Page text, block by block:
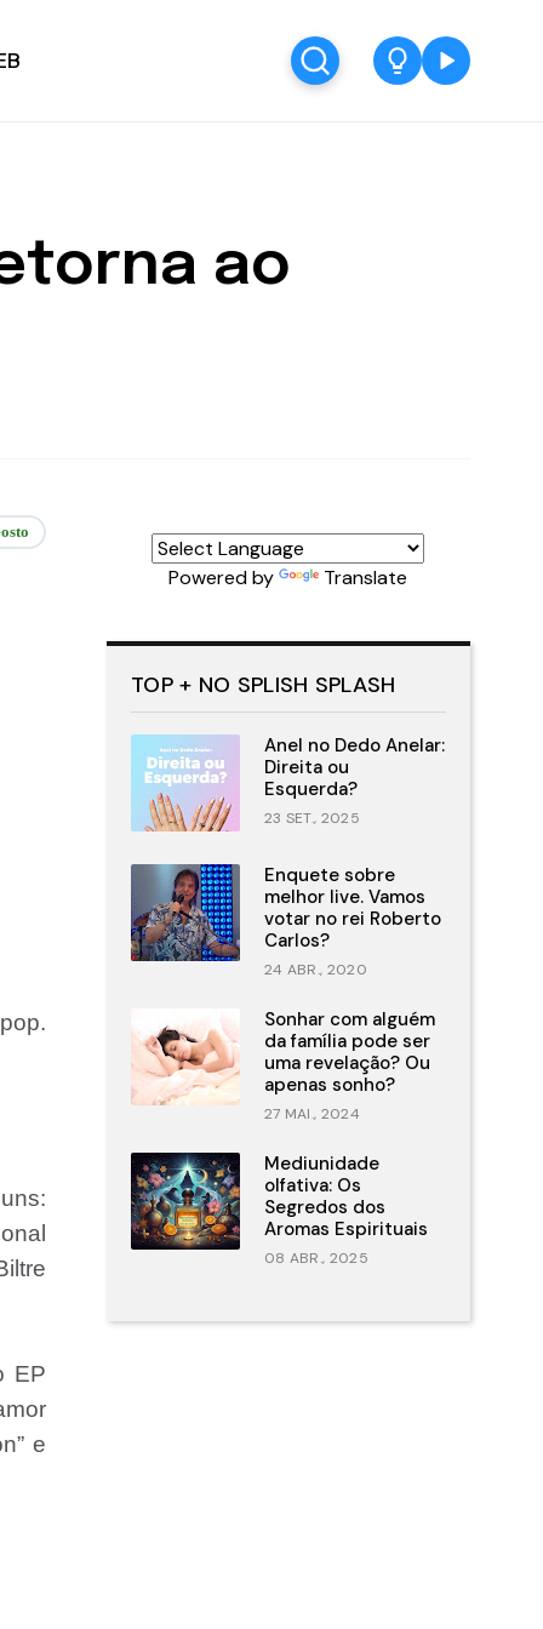
ao
EP
e
Powered by Translate
TOP + NO SPLISH SPLASH
Anel no Dedo Anelar:
Direita ou
Esquerda?
23 SET., 2025
Enquete sobre
melhor live. Vamos
votar no rei Roberto
Carlos?
24 ABR., 2020
Sonhar com alguém
da família pode ser
uma revelação? Ou
apenas sonho?
27 MAI., 2024
Mediunidade
olfativa: Os
Segredos dos
Aromas Espirituais
08 ABR., 2025